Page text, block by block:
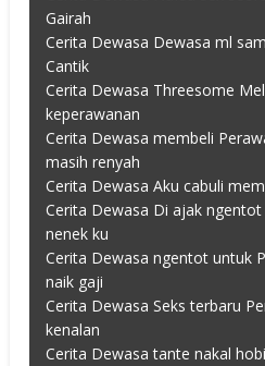
Gairah
Cerita Dewasa Dewasa ml
Cantik
Cerita Dewasa Threesome
keperawanan
Cerita Dewasa membeli
masih renyah
Cerita Dewasa Aku cabuli
Cerita Dewasa Di ajak
nenek ku
Cerita Dewasa ngentot untuk
naik gaji
Cerita Dewasa Seks terbaru
kenalan
Cerita Dewasa tante nakal